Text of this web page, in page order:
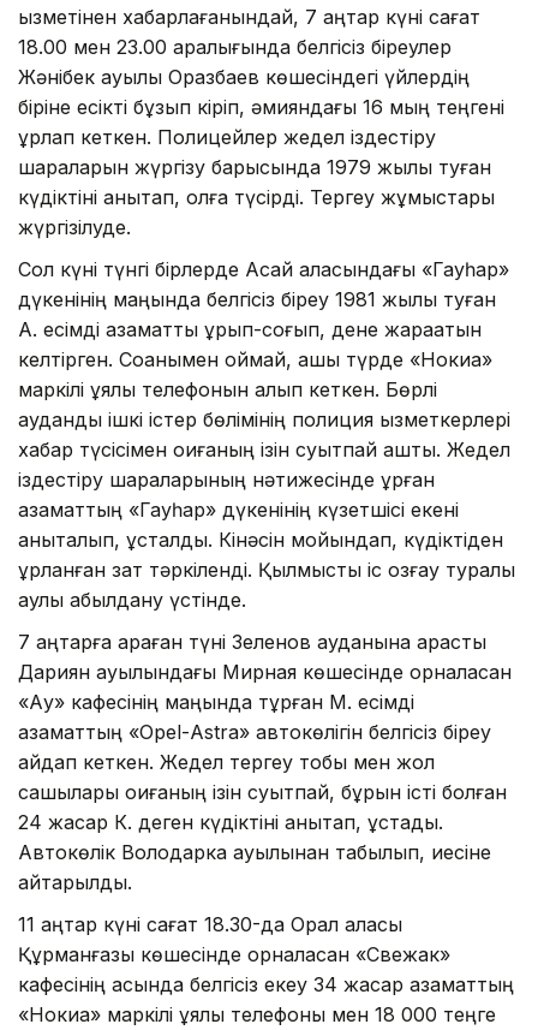
қызметінен хабарлағанындай, 7 қаңтар күні сағат
18.00 мен 23.00 аралығында белгісіз біреулер
Жәнібек ауылы Оразбаев көшесіндегі үйлердің
біріне есікті бұзып кіріп, әмияндағы 16 мың теңгені
ұрлап кеткен. Полицейлер жедел іздестіру
шараларын жүргізу барысында 1979 жылы туған
күдіктіні анықтап, қолға түсірді. Тергеу жұмыстары
жүргізілуде.
Сол күні түнгі бірлерде Ақсай қаласындағы «Гауһар»
дүкенінің маңында белгісіз біреу 1981 жылы туған
А. есімді азаматты ұрып-соғып, дене жарақатын
келтірген. Соққанымен қоймай, ашық түрде «Нокиа»
маркілі ұялы телефонын алып кеткен. Бөрлі
аудандық ішкі істер бөлімінің полиция қызметкерлері
хабар түсісімен оқиғаның ізін суытпай ашты. Жедел
іздестіру шараларының нәтижесінде ұрған
азаматтың «Гауһар» дүкенінің күзетшісі екені
анықталып, ұсталды. Кінәсін мойындап, күдіктіден
ұрланған зат тәркіленді. Қылмыстық іс қозғау туралы
қаулы қабылдану үстінде.
7 қаңтарға қараған түні Зеленов ауданына қарасты
Дариян ауылындағы Мирная көшесінде орналасқан
«Аққу» кафесінің маңында тұрған М. есімді
азаматтың «Оpel-Аstrа» автокөлігін белгісіз біреу
айдап кеткен. Жедел тергеу тобы мен жол
сақшылары оқиғаның ізін суытпай, бұрын істі болған
24 жасар К. деген күдіктіні анықтап, ұстады.
Автокөлік Володарка ауылынан табылып, иесіне
қайтарылды.
11 қаңтар күні сағат 18.30-да Орал қаласы
Құрманғазы көшесінде орналасқан «Свежак»
кафесінің қасында белгісіз екеу 34 жасар азаматтың
«Нокиа» маркілі ұялы телефоны мен 18 000 теңге